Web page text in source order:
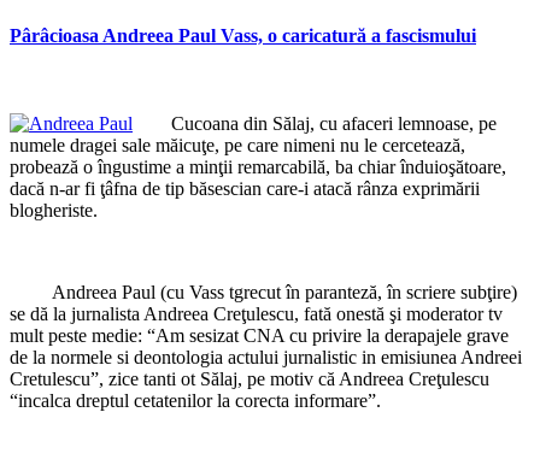
Pârâcioasa Andreea Paul Vass, o caricatură a fascismului
Cucoana din Sălaj, cu afaceri lemnoase, pe
numele dragei sale măicuţe, pe care nimeni nu le cercetează,
probează o îngustime a minţii remarcabilă, ba chiar înduioşătoare,
dacă n-ar fi ţâfna de tip băsescian care-i atacă rânza exprimării
blogheriste.
Andreea Paul (cu Vass tgrecut în paranteză, în scriere subţire)
se dă la jurnalista Andreea Creţulescu, fată onestă şi moderator tv
mult peste medie: “Am sesizat CNA cu privire la derapajele grave
de la normele si deontologia actului jurnalistic in emisiunea Andreei
Cretulescu”, zice tanti ot Sălaj, pe motiv că Andreea Creţulescu
“incalca dreptul cetatenilor la corecta informare”.